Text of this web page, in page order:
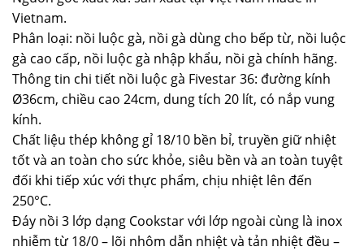
Vietnam.
Phân loại: nồi luộc gà, nồi gà dùng cho bếp từ, nồi luộc
gà cao cấp, nồi luộc gà nhập khẩu, nồi gà chính hãng.
Thông tin chi tiết nồi luộc gà Fivestar 36: đường kính
Ø36cm, chiều cao 24cm, dung tích 20 lít, có nắp vung
kính.
Chất liệu thép không gỉ 18/10 bền bỉ, truyền giữ nhiệt
tốt và an toàn cho sức khỏe, siêu bền và an toàn tuyệt
đối khi tiếp xúc với thực phẩm, chịu nhiệt lên đến
250°C.
Đáy nồi 3 lớp dạng Cookstar với lớp ngoài cùng là inox
nhiễm từ 18/0 – lõi nhôm dẫn nhiệt và tản nhiệt đều –